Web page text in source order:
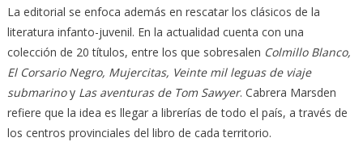
La editorial se enfoca además en rescatar los clásicos de la
literatura infanto-juvenil. En la actualidad cuenta con una
colección de 20 títulos, entre los que sobresalen Colmillo Blanco,
El Corsario Negro, Mujercitas, Veinte mil leguas de viaje
submarinoy Las aventuras de Tom Sawyer. Cabrera Marsden
refiere que la idea es llegar a librerías de todo el país, a través de
los centros provinciales del libro de cada territorio.